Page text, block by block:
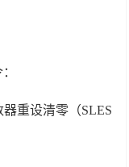
器重设清零（SLES